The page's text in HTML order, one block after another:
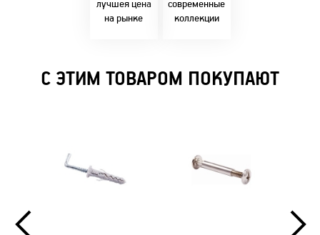
лучшея цена
на рынке
современные
коллекции
С ЭТИМ ТОВАРОМ ПОКУПАЮТ